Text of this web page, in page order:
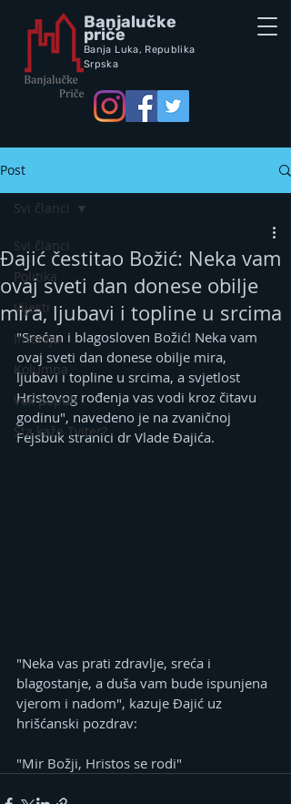
Banjalučke
priče
Banja Luka, Republika
Srpska
Post
Svi članci
Politika
Vijesti
Intervju
Kolumna
Vox populi
Šta kaže Tviter?
Svi članci
Đajić čestitao Božić: Neka vam
ovaj sveti dan donese obilje
mira, ljubavi i topline u srcima
"Srećan i blagosloven Božić! Neka vam
ovaj sveti dan donese obilje mira,
ljubavi i topline u srcima, a svjetlost
Hristovog rođenja vas vodi kroz čitavu
godinu", navedeno je na zvaničnoj
Fejsbuk stranici dr Vlade Đajića.
"Neka vas prati zdravlje, sreća i
blagostanje, a duša vam bude ispunjena
vjerom i nadom", kazuje Đajić uz
hrišćanski pozdrav:
"Mir Božji, Hristos se rodi"